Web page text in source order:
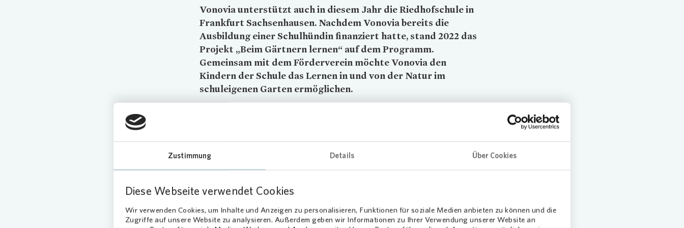
Zustimmung Details Über Cookies
Diese Webseite verwendet Cookies
Wir verwenden Cookies, um Inhalte und Anzeigen zu personalisieren, Funktionen für soziale Medien anbieten zu können und die
Zugriffe auf unsere Website zu analysieren. Außerdem geben wir Informationen zu Ihrer Verwendung unserer Website an
Vonoviaunterstützt auch in diesem Jahr die Riedhofschule in
Frankfurt Sachsenhausen. NachdemVonoviabereits die
Ausbildung einer Schulhündin finanziert hatte, stand 2022 das
Projekt „Beim Gärtnern lernen“ auf dem Programm.
Gemeinsam mit dem Förderverein möchteVonovia den
Kindern der Schule das Lernen in und von der Natur im
schuleigenen Garten ermöglichen.
Sitzgelegenheiten
Dazu spendeteVonovia
Kinder angeschafft hat. Sie können während der Outdoor-Klassen nun auf hölzernen